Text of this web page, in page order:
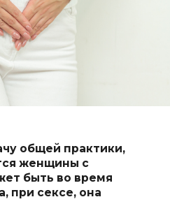
уобщей практики,
женщины с
быть во время
при сексе, она